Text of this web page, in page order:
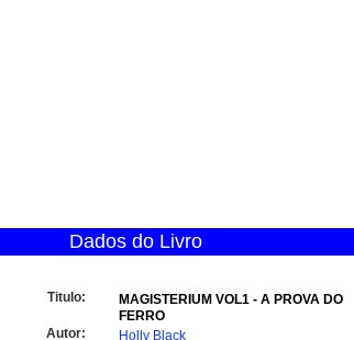
Dados do Livro
Titulo:
MAGISTERIUM VOL1 - A PROVA DO
FERRO
Autor:
Holly Black